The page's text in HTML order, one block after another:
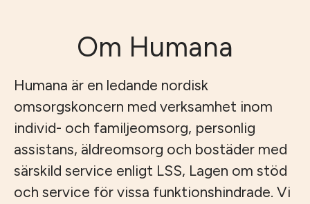
Om Humana
Humana är en ledande nordisk
omsorgskoncern med verksamhet inom
individ- och familjeomsorg, personlig
assistans, äldreomsorg och bostäder med
särskild service enligt LSS, Lagen om stöd
och service för vissa funktionshindrade. Vi